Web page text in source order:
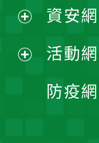
單
選
單
開
選
開
資安
活動
防疫